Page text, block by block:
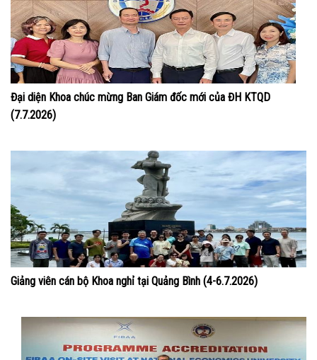
Đại diện Khoa chúc mừng Ban Giám đốc mới của ĐH KTQD
(7.7.2026)
Giảng viên cán bộ Khoa nghỉ tại Quảng Bình (4-6.7.2026)